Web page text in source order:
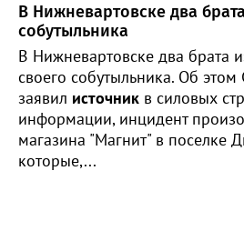
В Нижневартовске два
собутыльника
В Нижневартовске два брата
своего собутыльника. Об
заявил источник в силовых
информации, инцидент
магазина "Магнит" в поселке
которые,...